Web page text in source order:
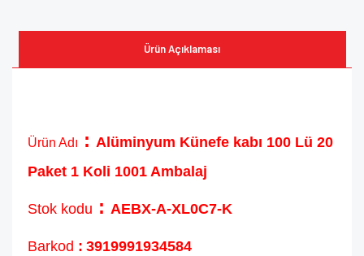
Ürün Açıklaması
Ürün Adı : Alüminyum Künefe kabı 100 Lü 20
Paket 1 Koli 1001 Ambalaj
Stok kodu : AEBX-A-XL0C7-K
Barkod : 3919991934584